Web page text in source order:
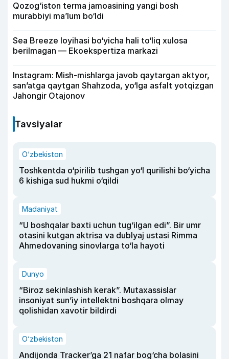
Qozog‘iston terma jamoasining yangi bosh
murabbiyi ma’lum bo‘ldi
Sea Breeze loyihasi bo‘yicha hali to‘liq xulosa
berilmagan — Ekoekspertiza markazi
Instagram: Mish-mishlarga javob qaytargan aktyor,
san’atga qaytgan Shahzoda, yo‘lga asfalt yotqizgan
Jahongir Otajonov
Tavsiyalar
O‘zbekiston
Toshkentda o‘pirilib tushgan yo‘l qurilishi bo‘yicha
6 kishiga sud hukmi o‘qildi
Madaniyat
“U boshqalar baxti uchun tug‘ilgan edi”. Bir umr
otasini kutgan aktrisa va dublyaj ustasi Rimma
Ahmedovaning sinovlarga to‘la hayoti
Dunyo
“Biroz sekinlashish kerak”. Mutaxassislar
insoniyat sun’iy intellektni boshqara olmay
qolishidan xavotir bildirdi
O‘zbekiston
Andijonda Tracker’ga 21 nafar bog‘cha bolasini